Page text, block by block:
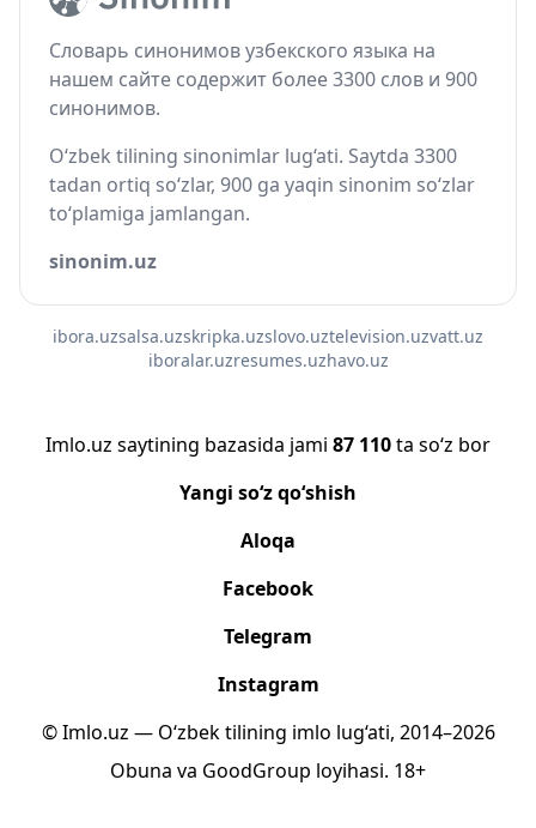
Словарь синонимов узбекского языка на
нашем сайте содержит более 3300 слов и 900
синонимов.
O‘zbek tilining sinonimlar lug‘ati. Saytda 3300
tadan ortiq so‘zlar, 900 ga yaqin sinonim so‘zlar
to‘plamiga jamlangan.
sinonim.uz
ibora.uzsalsa.uzskripka.uzslovo.uztelevision.uzvatt.uz
iboralar.uzresumes.uzhavo.uz
Imlo.uz saytining bazasida jami 87 110ta so‘z bor
Yangi so‘z qo‘shish
Aloqa
Facebook
Telegram
Instagram
© Imlo.uz — O‘zbek tilining imlo lug‘ati, 2014–2026
Obuna va GoodGroup loyihasi. 18+